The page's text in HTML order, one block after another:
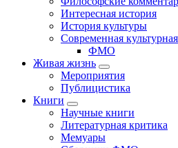
Интересная история
История культуры
Современная
ФМО
Живая жизнь
Мероприятия
Публицистика
Книги
Научные книги
Литературная критика
Мемуары